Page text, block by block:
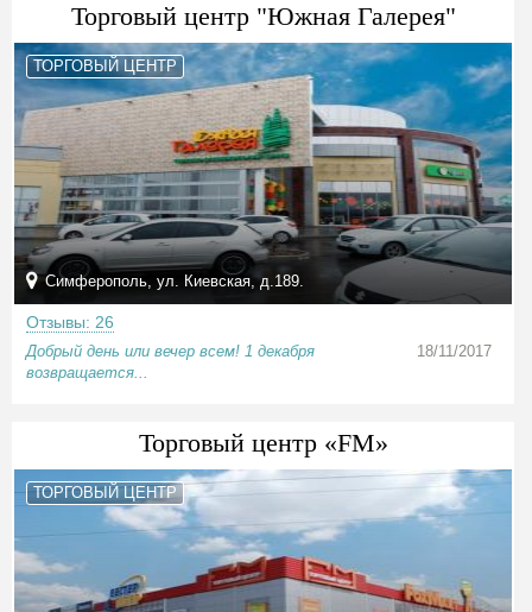
Торговый центр "Южная Галерея"
ТОРГОВЫЙ ЦЕНТР
Симферополь, ул. Киевская, д.189.
Отзывы: 26
Добрый день или вечер всем! 1 декабря
возвращается...
18/11/2017
Торговый центр «FM»
ТОРГОВЫЙ ЦЕНТР